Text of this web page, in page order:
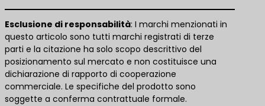
​Esclusione di responsabilità​​: I marchi menzionati in
questo articolo sono tutti marchi registrati di terze
parti e la citazione ha solo scopo descrittivo del
posizionamento sul mercato e non costituisce una
dichiarazione di rapporto di cooperazione
commerciale. Le specifiche del prodotto sono
soggette a conferma contrattuale formale.